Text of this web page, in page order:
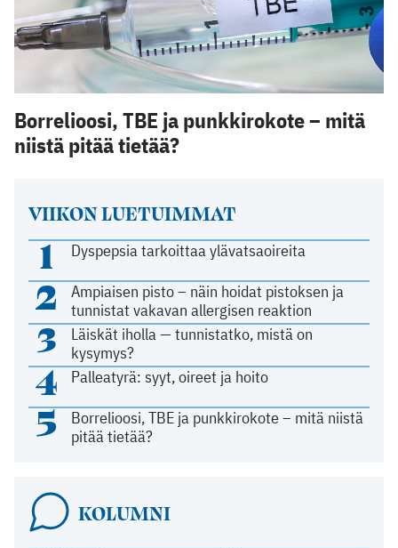
VIIKON LUETUIMMAT
1 Dyspepsia tarkoittaa ylävatsaoireita
2
Ampiaisen pisto – näin hoidat pistoksen ja
tunnistat vakavan allergisen reaktion
3
Läiskät iholla — tunnistatko, mistä on
kysymys?
4 Palleatyrä: syyt, oireet ja hoito
5
Borrelioosi, TBE ja punkkirokote – mitä niistä
pitää tietää?
KOLUMNI
Borrelioosi, TBE ja punkkirokote – mitä
niistä pitää tietää?